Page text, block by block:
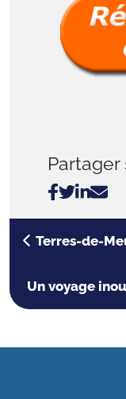
Partager
Terres-de-
Un voyage